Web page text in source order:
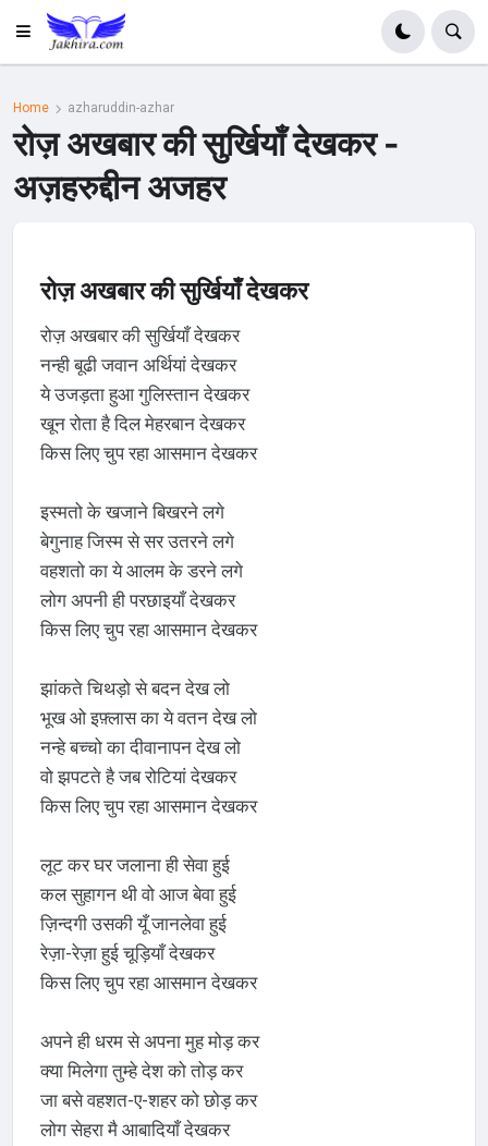
Home azharuddin-azhar
रोज़ अखबार की सुर्खियाँ देखकर -
अज़हरुद्दीन अजहर
रोज़ अखबार की सुर्खियाँ देखकर
रोज़ अखबार की सुर्खियाँ देखकर
नन्ही बूढी जवान अर्थियां देखकर
ये उजड़ता हुआ गुलिस्तान देखकर
खून रोता है दिल मेहरबान देखकर
किस लिए चुप रहा आसमान देखकर
इस्मतो के खजाने बिखरने लगे
बेगुनाह जिस्म से सर उतरने लगे
वहशतो का ये आलम के डरने लगे
लोग अपनी ही परछाइयाँ देखकर
किस लिए चुप रहा आसमान देखकर
झांकते चिथड़ो से बदन देख लो
भूख ओ इफ़्लास का ये वतन देख लो
नन्हे बच्चो का दीवानापन देख लो
वो झपटते है जब रोटियां देखकर
किस लिए चुप रहा आसमान देखकर
लूट कर घर जलाना ही सेवा हुई
कल सुहागन थी वो आज बेवा हुई
ज़िन्दगी उसकी यूँ जानलेवा हुई
रेज़ा-रेज़ा हुई चूड़ियाँ देखकर
किस लिए चुप रहा आसमान देखकर
अपने ही धरम से अपना मुह मोड़ कर
क्या मिलेगा तुम्हे देश को तोड़ कर
जा बसे वहशत-ए-शहर को छोड़ कर
लोग सेहरा मै आबादियाँ देखकर